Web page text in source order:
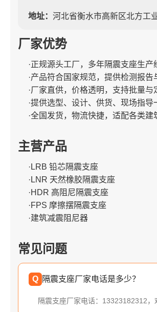
地址： 河北省衡水市高新区北方工
厂家优势
·正规源头工厂，多年隔震支座生产
·产品符合国家规范，提供检测报告
·厂家直供，价格透明，支持批量与
·提供选型、设计、供货、现场指导
·全国发货，物流快捷，适配各类建
主营产品
·LRB 铅芯隔震支座
·LNR 天然橡胶隔震支座
·HDR 高阻尼隔震支座
·FPS 摩擦摆隔震支座
·建筑减震阻尼器
常见问题
Q 隔震支座厂家电话是多少？
隔震支座厂家电话：13323182312